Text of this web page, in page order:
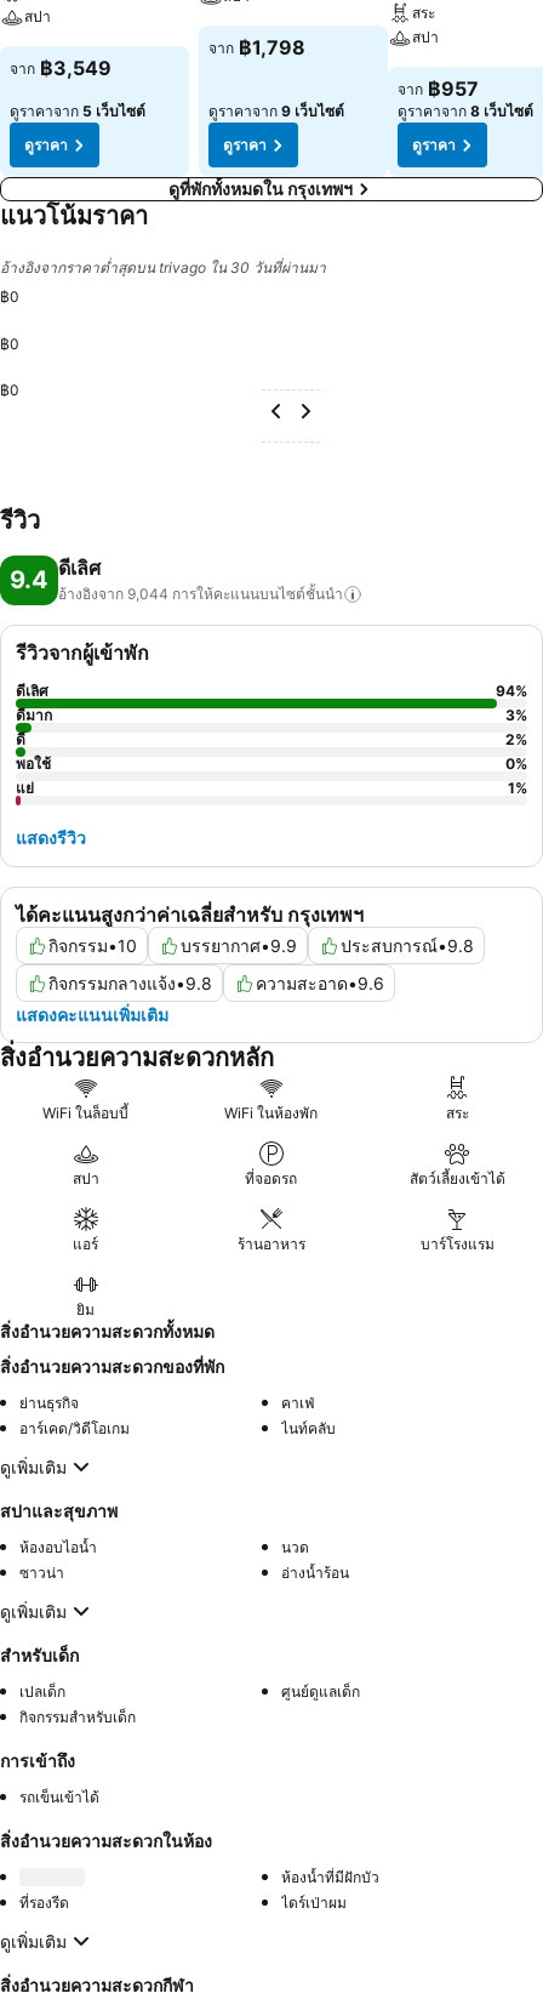
สปา
จาก ฿3,549
ดูราคาจาก 5 เว็บไซต์
ดูราคา
จาก ฿1,798
ดูราคาจาก 9 เว็บไซต์
ดูราคา
สระ
สปา
จาก ฿957
ดูราคาจาก 8 เว็บไซต์
ดูราคา
ดูที่พักทั้งหมดใน กรุงเทพฯ
แนวโน้มราคา
อ้างอิงจากราคาต่ำสุดบน trivago ใน 30 วันที่ผ่านมา
฿0
฿0
฿0
รีวิว
9.4 ดีเลิศ
อ้างอิงจาก 9,044 การให้คะแนนบนไซต์ชั้นนำ
ได้คะแนนสูงกว่าค่าเฉลี่ยสำหรับ กรุงเทพฯ
กิจกรรม•10 บรรยากาศ•9.9 ประสบการณ์•9.8
กิจกรรมกลางแจ้ง•9.8 ความสะอาด•9.6
แสดงคะแนนเพิ่มเติม
รีวิวจากผู้เข้าพัก
ดีเลิศ 94%
ดีมาก
3%
ดี
2%
พอใช้
0%
แย่
1%
แสดงรีวิว
สิ่งอำนวยความสะดวกหลัก
WiFi ในล็อบบี้ WiFi ในห้องพัก สระ
สปา ที่จอดรถ สัตว์เลี้ยงเข้าได้
แอร์ ร้านอาหาร บาร์โรงแรม
ยิม
สิ่งอำนวยความสะดวกทั้งหมด
สิ่งอำนวยความสะดวกของที่พัก
ย่านธุรกิจ
คาเฟ่
อาร์เคด/วิดีโอเกม
ไนท์คลับ
ดูเพิ่มเติม
สปาและสุขภาพ
ห้องอบไอน้ำ
นวด
ซาวน่า
อ่างน้ำร้อน
ดูเพิ่มเติม
สำหรับเด็ก
เปลเด็ก
ศูนย์ดูแลเด็ก
กิจกรรมสำหรับเด็ก
การเข้าถึง
รถเข็นเข้าได้
สิ่งอำนวยความสะดวกในห้อง
ห้องน้ำที่มีฝักบัว
ที่รองรีด
ไดร์เป่าผม
ดูเพิ่มเติม
สิ่งอำนวยความสะดวกกีฬา